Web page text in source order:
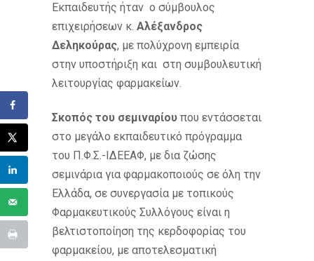
Εκπαιδευτής ήταν ο σύμβουλος
επιχειρήσεων κ. Αλέξανδρος
Δεληκούρας, με πολύχρονη εμπειρία
στην υποστήριξη και στη συμβουλευτική
λειτουργίας φαρμακείων.
Σκοπός του σεμιναρίου που εντάσσεται
στο μεγάλο εκπαιδευτικό πρόγραμμα
του Π.Φ.Σ.-ΙΔΕΕΑΦ, με δια ζώσης
σεμινάρια για φαρμακοποιούς σε όλη την
Ελλάδα, σε συνεργασία με τοπικούς
Φαρμακευτικούς Συλλόγους είναι η
βελτιστοποίηση της κερδοφορίας του
φαρμακείου, με αποτελεσματική